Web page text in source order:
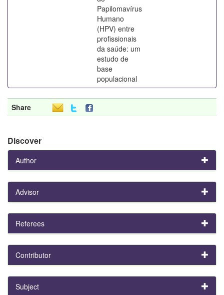
Papilomavírus
Humano
(HPV) entre
profissionais
da saúde: um
estudo de
base
populacional
Share
Discover
Author
Advisor
Referees
Contributor
Subject